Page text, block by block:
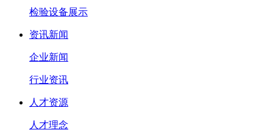
检验设备展示
资讯新闻
企业新闻
行业资讯
人才资源
人才理念